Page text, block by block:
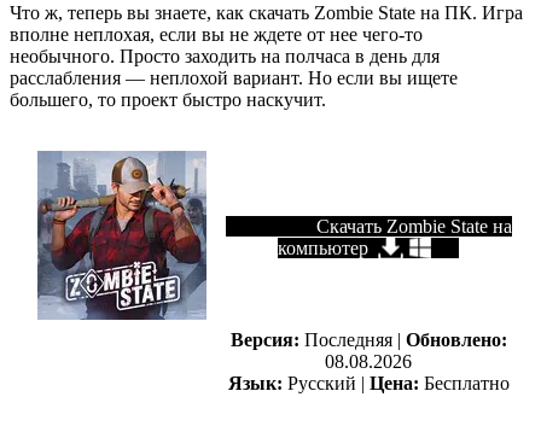
Что ж, теперь вы знаете, как скачать Zombie State на ПК. Игра
вполне неплохая, если вы не ждете от нее чего-то
необычного. Просто заходить на полчаса в день для
расслабления — неплохой вариант. Но если вы ищете
большего, то проект быстро наскучит.
Скачать Zombie State на
компьютер
Версия: Последняя | Обновлено:
08.08.2026
Язык: Русский | Цена: Бесплатно